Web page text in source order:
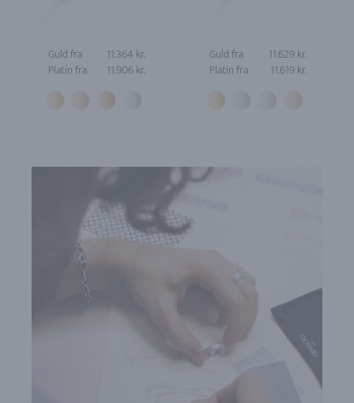
Guld fra
11.364 kr.
Platin fra
11.906 kr.
Guld fra
11.629 kr.
Platin fra
11.619 kr.